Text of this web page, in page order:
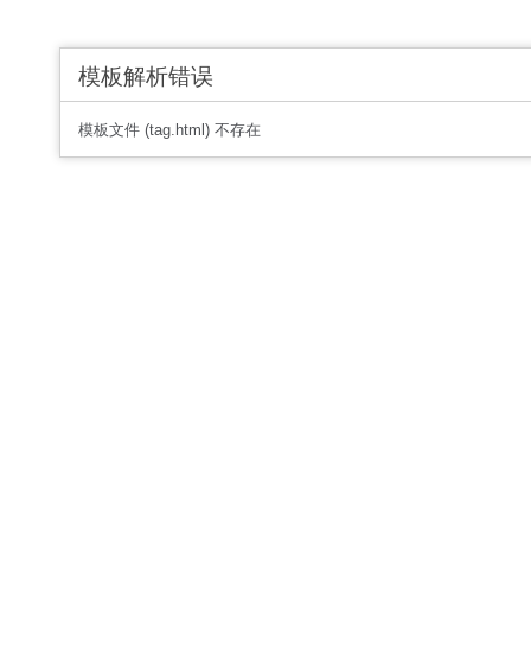
模板解析错误
模板文件 (tag.html) 不存在